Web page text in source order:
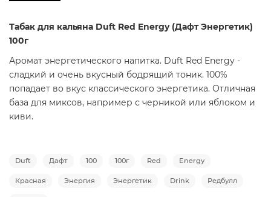
Табак для кальяна Duft Red Energy (Дафт Энергетик)
100г
Аромат энергетического напитка. Duft Red Energy -
сладкий и очень вкусный бодрящий тоник. 100%
попадает во вкус классического энергетика. Отличная
база для миксов, например с черникой или яблоком и
киви.
Duft Дафт 100 100г Red Energy
Красная Энергия Энергетик Drink Редбулл